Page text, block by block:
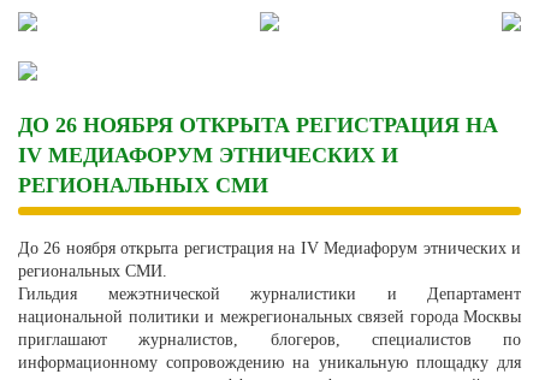
Skip
content
ДО 26 НОЯБРЯ ОТКРЫТА РЕГИСТРАЦИЯ НА
IV МЕДИАФОРУМ ЭТНИЧЕСКИХ И
РЕГИОНАЛЬНЫХ СМИ
До 26 ноября открыта регистрация на IV Медиафорум этнических и
региональных СМИ.
Гильдия межэтнической журналистики и Департамент
национальной политики и межрегиональных связей города Москвы
приглашают журналистов, блогеров, специалистов по
информационному сопровождению на уникальную площадку для